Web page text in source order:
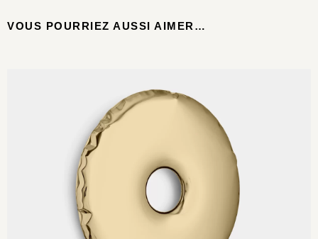
VOUS POURRIEZ AUSSI AIMER…